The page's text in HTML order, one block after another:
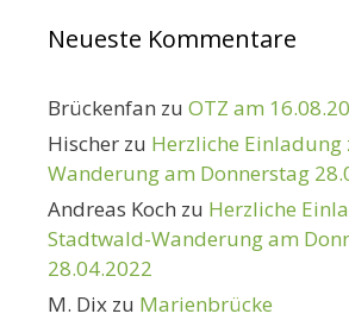
Neueste Kommentare
Brückenfan zu OTZ am
Hischer zu Herzliche
Wanderung am Donnerstag
Andreas Koch zu Herzliche
Stadtwald-Wanderung am
28.04.2022
M. Dix zu Marienbrücke